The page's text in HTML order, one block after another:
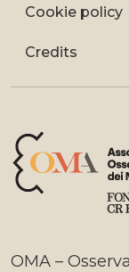
Cookie policy
Credits
OMA –